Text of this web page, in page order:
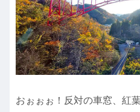
おぉぉぉ！反対の車窓、紅